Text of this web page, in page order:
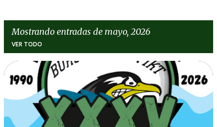
Mostrando entradas de mayo, 2026
VER TODO
E
r